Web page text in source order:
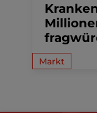
Markt